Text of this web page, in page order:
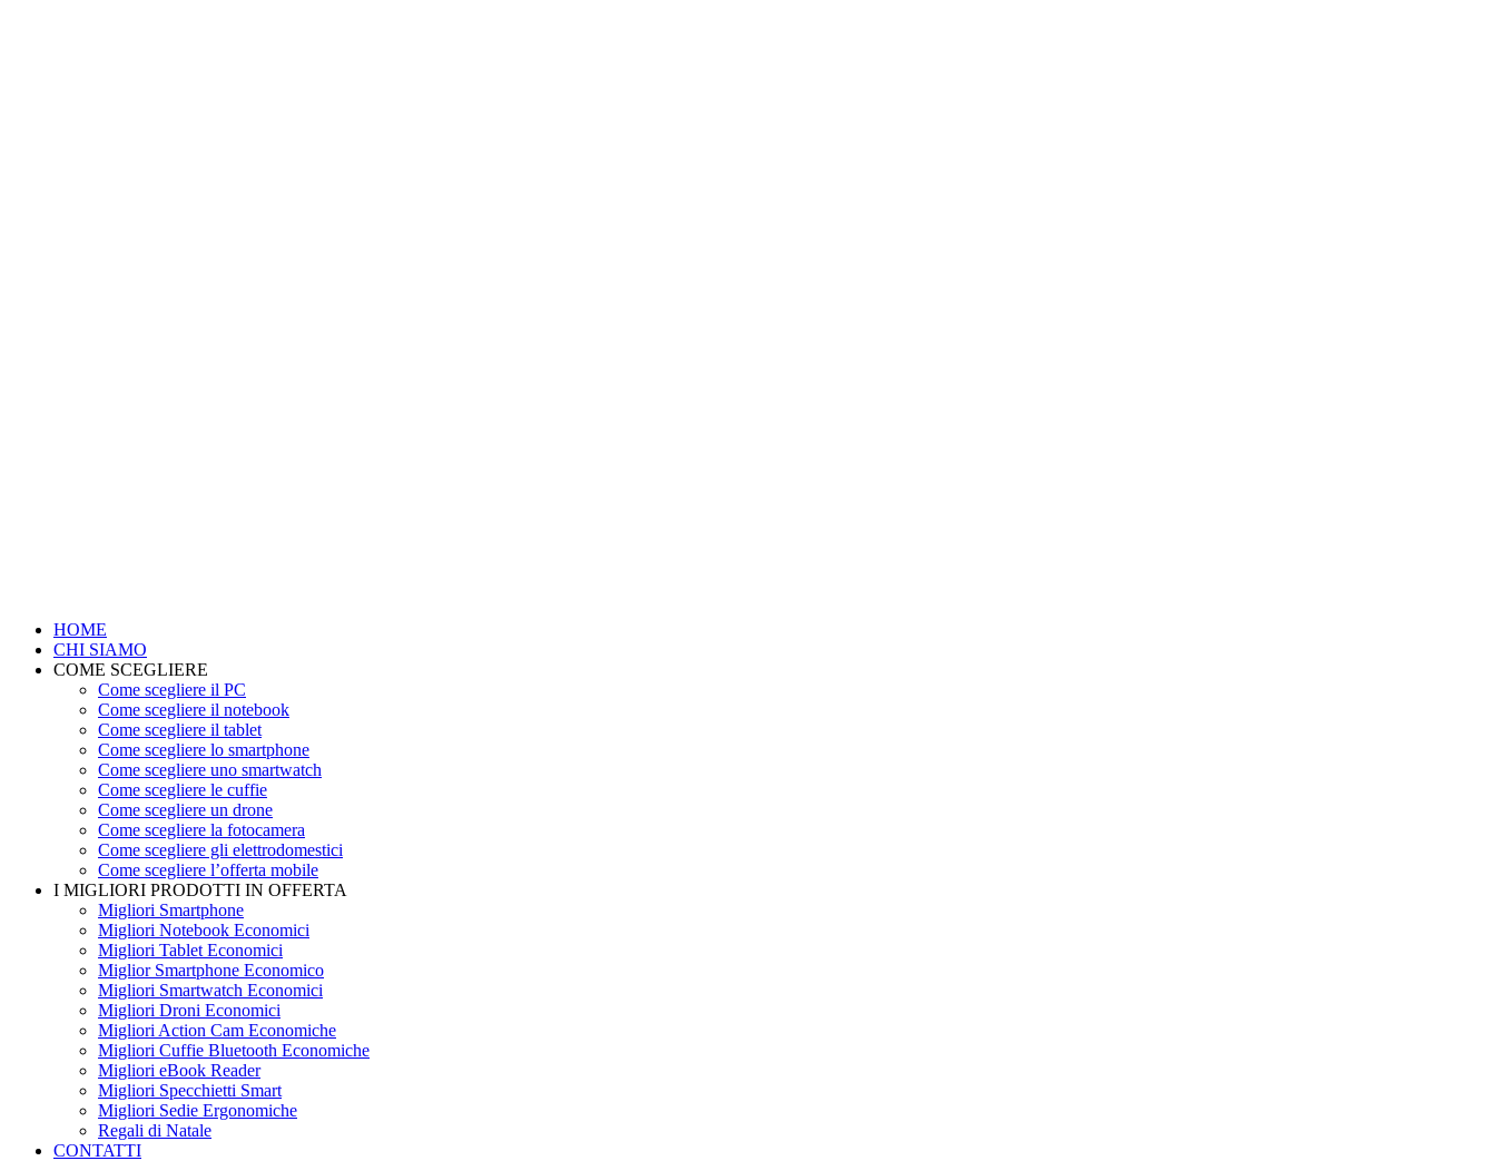
HOME
CHI SIAMO
COME SCEGLIERE
Come scegliere il PC
Come scegliere il notebook
Come scegliere il tablet
Come scegliere lo smartphone
Come scegliere uno smartwatch
Come scegliere le cuffie
Come scegliere un drone
Come scegliere la fotocamera
Come scegliere gli elettrodomestici
Come scegliere l’offerta mobile
I MIGLIORI PRODOTTI IN OFFERTA
Migliori Smartphone
Migliori Notebook Economici
Migliori Tablet Economici
Miglior Smartphone Economico
Migliori Smartwatch Economici
Migliori Droni Economici
Migliori Action Cam Economiche
Migliori Cuffie Bluetooth Economiche
Migliori eBook Reader
Migliori Specchietti Smart
Migliori Sedie Ergonomiche
Regali di Natale
CONTATTI